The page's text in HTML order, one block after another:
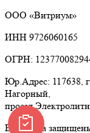
ООО «Витриум»
ИНН 9726060165
ОГРН:
Юр.Адрес: 117638,
Нагорный,
проезд
Все права